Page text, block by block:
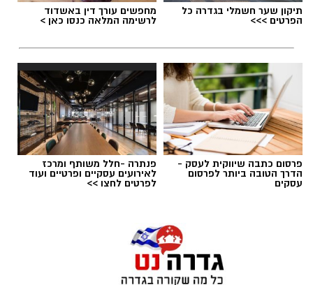
תגים:הפגנות חרדיים גיוס לצה"ל
הפגנות חרדים chatgpt
תיקון שער חשמלי בגדרה כל
הפרטים >>>
מחפשים עורך דין באשדוד
לרשימה המלאה כנסו כאן >
פרסום כתבה שיווקית לעסק -
הדרך הטובה ביותר לפרסום
עסקים
פנתרה -חלל משותף ומרכז
לאירועים עסקיים ופרטיים ועוד
לפרטים לחצו >>